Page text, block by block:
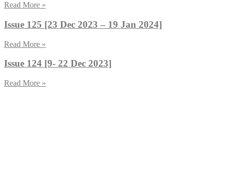
Read More »
Issue 125 [23 Dec 2023 – 19 Jan 2024]
Read More »
Issue 124 [9- 22 Dec 2023]
Read More »